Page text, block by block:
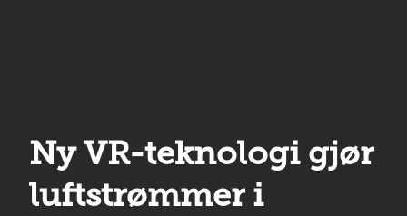
Ny VR-teknologi gjør
luftstrømmer i